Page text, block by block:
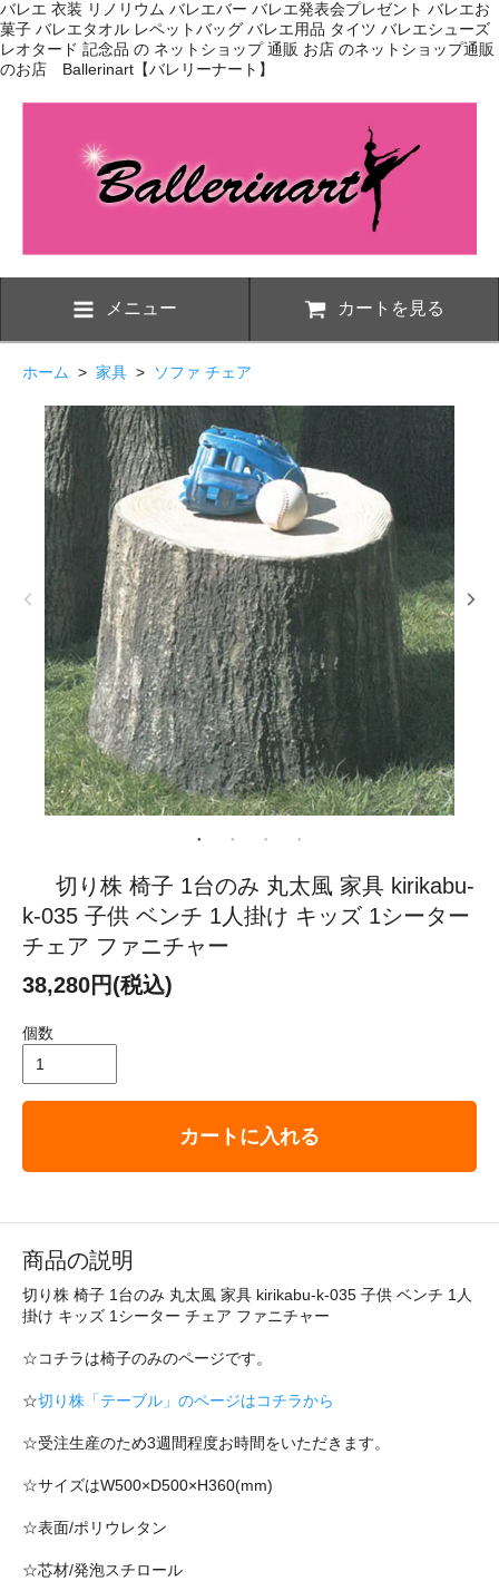
バレエ 衣装 リノリウム バレエバー バレエ発表会プレゼント バレエお
菓子 バレエタオル レペットバッグ バレエ用品 タイツ バレエシューズ
レオタード 記念品 の ネットショップ 通販 お店 のネットショップ通販
のお店 Ballerinart【バレリーナート】
メニュー カートを見る
ホーム > 家具 > ソファ チェア
切り株 椅子 1台のみ 丸太風 家具 kirikabu-
k-035 子供 ベンチ 1人掛け キッズ 1シーター
チェア ファニチャー
38,280円(税込)
個数
カートに入れる
商品の説明
切り株 椅子 1台のみ 丸太風 家具 kirikabu-k-035 子供 ベンチ 1人
掛け キッズ 1シーター チェア ファニチャー
☆コチラは椅子のみのページです。
☆切り株「テーブル」のページはコチラから
☆受注生産のため3週間程度お時間をいただきます。
☆サイズはW500×D500×H360(mm)
☆表面/ポリウレタン
☆芯材/発泡スチロール